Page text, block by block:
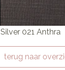
Silver 021 Anthra
terug naar